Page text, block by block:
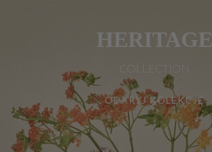
HERITAGE
COLLECTION
ODKRYJ KOLEKCJĘ